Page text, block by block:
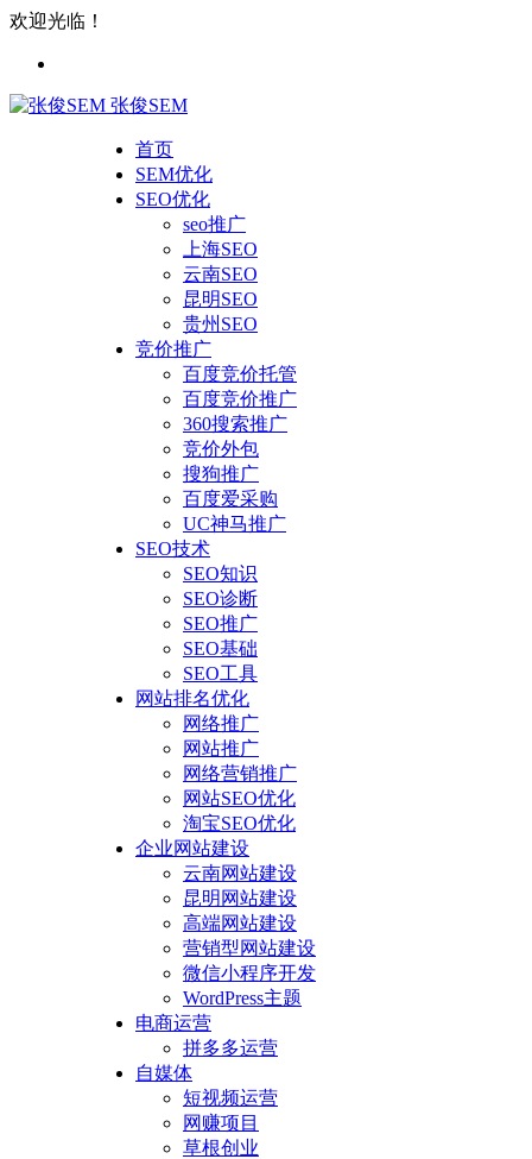
欢迎光临！
张俊SEM
首页
SEM优化
SEO优化
seo推广
上海SEO
云南SEO
昆明SEO
贵州SEO
竞价推广
百度竞价托管
百度竞价推广
360搜索推广
竞价外包
搜狗推广
百度爱采购
UC神马推广
SEO技术
SEO知识
SEO诊断
SEO推广
SEO基础
SEO工具
网站排名优化
网络推广
网站推广
网络营销推广
网站SEO优化
淘宝SEO优化
企业网站建设
云南网站建设
昆明网站建设
高端网站建设
营销型网站建设
微信小程序开发
WordPress主题
电商运营
拼多多运营
自媒体
短视频运营
网赚项目
草根创业